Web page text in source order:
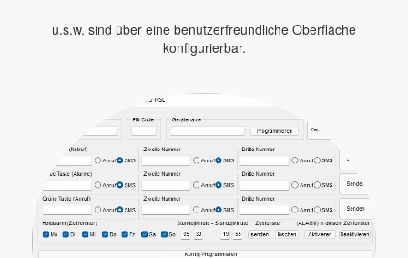
u.s.w. sind über eine benutzerfreundliche Oberfläche
konfigurierbar.